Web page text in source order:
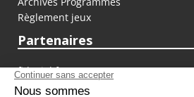
Règlement jeux
Partenaires
fiducial.fr
lyoncapitale.fr